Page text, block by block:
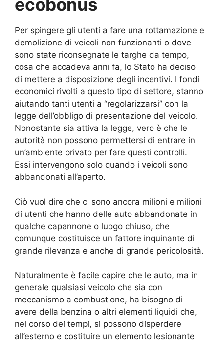
ecobonus
Per spingere gli utenti a fare una rottamazione e
demolizione di veicoli non funzionanti o dove
sono state riconsegnate le targhe da tempo,
cosa che accadeva anni fa, lo Stato ha deciso
di mettere a disposizione degli incentivi. I fondi
economici rivolti a questo tipo di settore, stanno
aiutando tanti utenti a “regolarizzarsi” con la
legge dell’obbligo di presentazione del veicolo.
Nonostante sia attiva la legge, vero è che le
autorità non possono permettersi di entrare in
un’ambiente privato per fare questi controlli.
Essi intervengono solo quando i veicoli sono
abbandonati all’aperto.
Ciò vuol dire che ci sono ancora milioni e milioni
di utenti che hanno delle auto abbandonate in
qualche capannone o luogo chiuso, che
comunque costituisce un fattore inquinante di
grande rilevanza e anche di grande pericolosità.
Naturalmente è facile capire che le auto, ma in
generale qualsiasi veicolo che sia con
meccanismo a combustione, ha bisogno di
avere della benzina o altri elementi liquidi che,
nel corso dei tempi, si possono disperdere
all’esterno e costituire un elemento lesionante